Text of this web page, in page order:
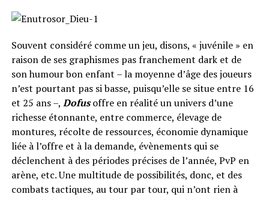
Souvent considéré comme un jeu, disons, « juvénile » en
raison de ses graphismes pas franchement dark et de
son humour bon enfant – la moyenne d’âge des joueurs
n’est pourtant pas si basse, puisqu’elle se situe entre 16
et 25 ans –, Dofusoffre en réalité un univers d’une
richesse étonnante, entre commerce, élevage de
montures, récolte de ressources, économie dynamique
liée à l’offre et à la demande, évènements qui se
déclenchent à des périodes précises de l’année, PvP en
arène, etc. Une multitude de possibilités, donc, et des
combats tactiques, au tour par tour, qui n’ont rien à